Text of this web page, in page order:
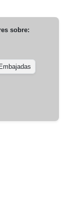
sobre:
Embajadas